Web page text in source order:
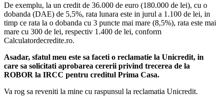
De exemplu, la un credit de 36.000 de euro (180.000 de lei), cu o
dobanda (DAE) de 5,5%, rata lunara este in jurul a 1.100 de lei, in
timp ce rata la o dobanda cu 3 puncte mai mare (8,5%), rata este mai
mare cu 300 de lei, respectiv 1.400 de lei, conform
Calculatordecredite.ro.
Asadar, sfatul meu este sa faceti o reclamatie la Unicredit, in
care sa solicitati aprobarea cererii privind trecerea de la
ROBOR la IRCC pentru creditul Prima Casa.
Va rog sa reveniti la mine cu raspunsul la reclamatia Unicredit.